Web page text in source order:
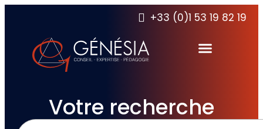
+33 (0)1 53 19 82 19
Votre recherche